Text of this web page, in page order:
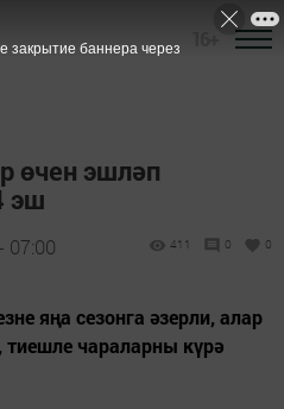
өчен эшләп
эш
07:00 411 0 0
яңа сезонга әзерли, алар
тиешле чараларны күрә
закрытие баннера через